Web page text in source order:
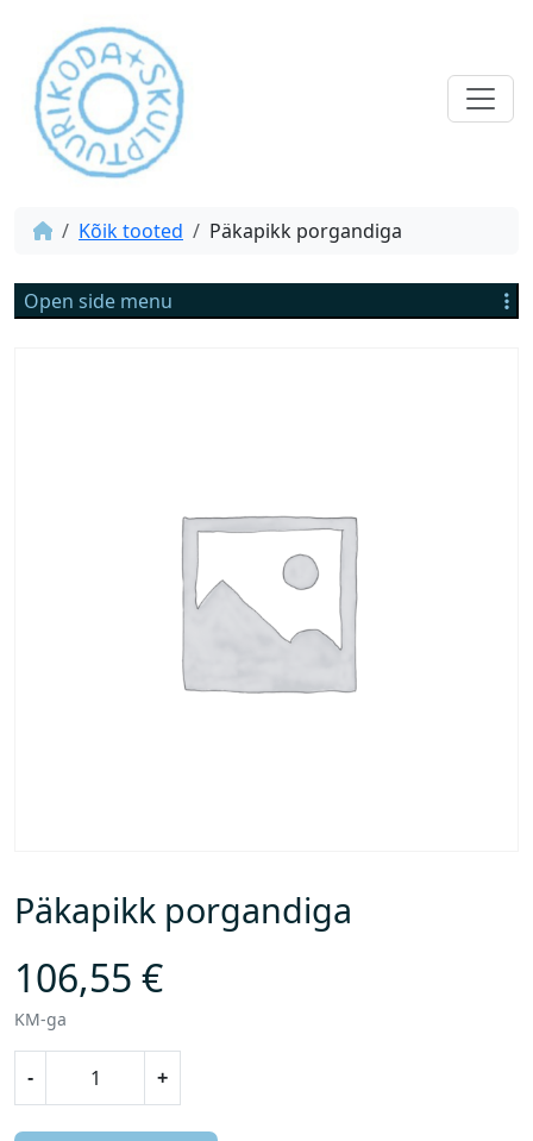
Kõik tooted Päkapikk porgandiga
Open side menu
Päkapikk porgandiga
106,55 €
KM-ga
- +